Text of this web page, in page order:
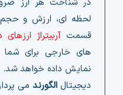
در شناخت هر ارز
لحظه ای، ارزش و حجم
قسمتآربیتراژ
های خارجی برای
نمایش داده خواهد شد.
دیجیتال الگورندمی